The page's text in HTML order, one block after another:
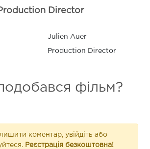
Director
Julien Auer
Production Director
фільм?
коментар, увійдіть або
Реєстрація безкоштовна!